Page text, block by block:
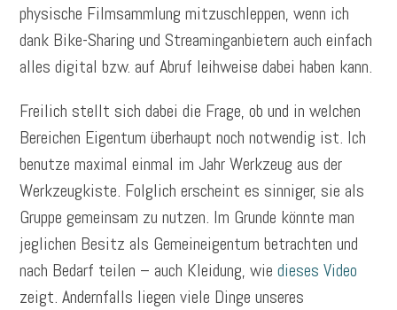
physische Filmsammlung mitzuschleppen, wenn ich
dank Bike-Sharing und Streaminganbietern auch einfach
alles digital bzw. auf Abruf leihweise dabei haben kann.
Freilich stellt sich dabei die Frage, ob und in welchen
Bereichen Eigentum überhaupt noch notwendig ist. Ich
benutze maximal einmal im Jahr Werkzeug aus der
Werkzeugkiste. Folglich erscheint es sinniger, sie als
Gruppe gemeinsam zu nutzen. Im Grunde könnte man
jeglichen Besitz als Gemeineigentum betrachten und
nach Bedarf teilen – auch Kleidung, wiedieses Video
zeigt. Andernfalls liegen viele Dinge unseres